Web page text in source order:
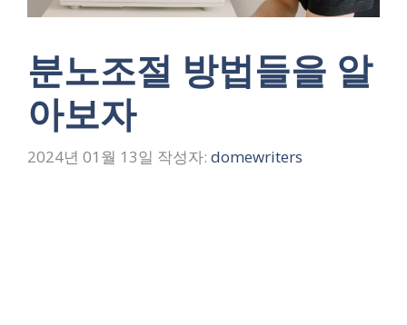
분노조절 방법들을 알
아보자
2024년 01월 13일 작성자: domewriters